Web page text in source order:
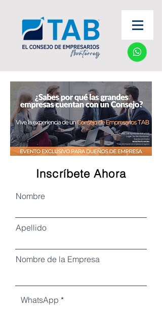
Inscríbete Ahora
Nombre
Apellido
Nombre de la Empresa
WhatsApp